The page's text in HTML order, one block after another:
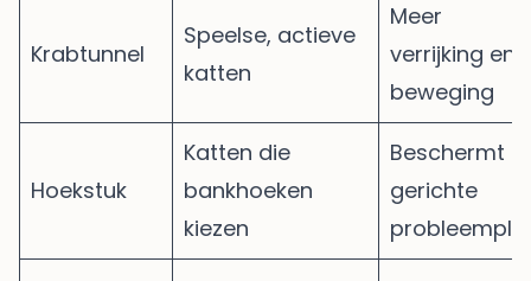
Krabtunnel
Speelse, actieve
katten
Meer
verrijking en
beweging
Hoekstuk
Katten die
bankhoeken
kiezen
Beschermt
gerichte